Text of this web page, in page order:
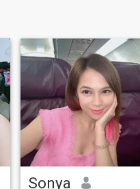
Sonya